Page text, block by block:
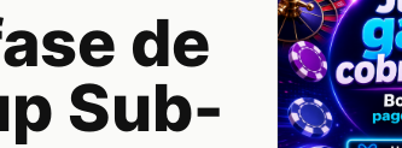
de
Sub-